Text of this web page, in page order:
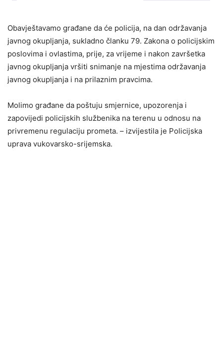
Obavještavamo građane da će policija, na dan održavanja
javnog okupljanja, sukladno članku 79. Zakona o policijskim
poslovima i ovlastima, prije, za vrijeme i nakon završetka
javnog okupljanja vršiti snimanje na mjestima održavanja
javnog okupljanja i na prilaznim pravcima.
Molimo građane da poštuju smjernice, upozorenja i
zapovijedi policijskih službenika na terenu u odnosu na
privremenu regulaciju prometa. – izvijestila je Policijska
uprava vukovarsko-srijemska.